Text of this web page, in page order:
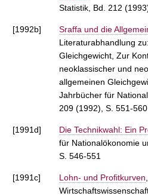
Statistik, Bd. 212
[1992b] Sraffa und die
Literaturabhandlung
Gleichgewicht, Zur
neoklassischer und
allgemeinen
Jahrbücher für
209 (1992), S. 551-560
[1991d] Die Technikwahl: Ein
für Nationalökonomie
S. 546-551
[1991c] Lohn- und Profitkurven